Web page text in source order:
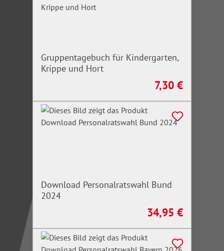
Gruppentagebuch für Kindergarten,
Krippe und Hort
Regulärer Preis:
7,30 €
Download Personalratswahl Bund
2024
Regulärer Preis:
34,95 €